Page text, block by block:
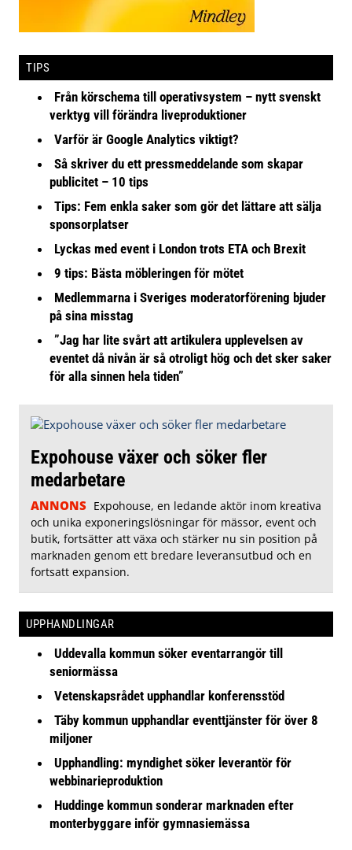
TIPS
Från körschema till operativsystem – nytt svenskt
verktyg vill förändra liveproduktioner
Varför är Google Analytics viktigt?
Så skriver du ett pressmeddelande som skapar
publicitet – 10 tips
Tips: Fem enkla saker som gör det lättare att sälja
sponsorplatser
Lyckas med event i London trots ETA och Brexit
9 tips: Bästa möbleringen för mötet
Medlemmarna i Sveriges moderatorförening bjuder
på sina misstag
”Jag har lite svårt att artikulera upplevelsen av
eventet då nivån är så otroligt hög och det sker saker
för alla sinnen hela tiden”
Expohouse växer och söker fler
medarbetare
ANNONS Expohouse, en ledande aktör inom kreativa
och unika exponeringslösningar för mässor, event och
butik, fortsätter att växa och stärker nu sin position på
marknaden genom ett bredare leveransutbud och en
fortsatt expansion.
UPPHANDLINGAR
Uddevalla kommun söker eventarrangör till
seniormässa
Vetenskapsrådet upphandlar konferensstöd
Täby kommun upphandlar eventtjänster för över 8
miljoner
Upphandling: myndighet söker leverantör för
webbinarieproduktion
Huddinge kommun sonderar marknaden efter
monterbyggare inför gymnasiemässa